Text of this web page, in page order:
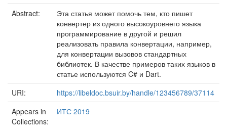
Abstract:
Эта статья может помочь тем, кто пишет
конвертер из одного высокоуровнего языка
программирование в другой и решил
реализовать правила конвертации, например,
для конвертации вызовов стандартных
библиотек. В качестве примеров таких языков в
статье используются C# и Dart.
URI:
https://libeldoc.bsuir.by/handle/123456789/37114
Appears in
Collections:
ИТС 2019